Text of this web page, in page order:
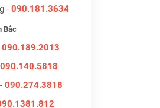
- 090.181.3634
Bắc
090.189.2013
090.140.5818
090.274.3818